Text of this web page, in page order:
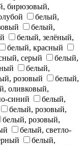
бирюзовый,
белый,
белый,
белый, зелёный,
белый, красный
серый
белый,
белый,
розовый
белый,
оливковый,
синий
белый,
белый, розовый,
белый, розовый,
белый, светло-
белый,